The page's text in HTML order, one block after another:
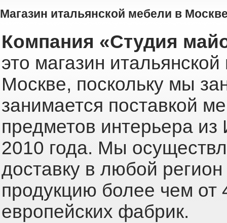
Магазин итальянской мебели в
Компания «Студия
это магазин
Москве, поскольку мы
занимается поставкой
предметов интерьера из
2010 года. Мы
доставку в любой
продукцию более чем от
европейских фабрик.